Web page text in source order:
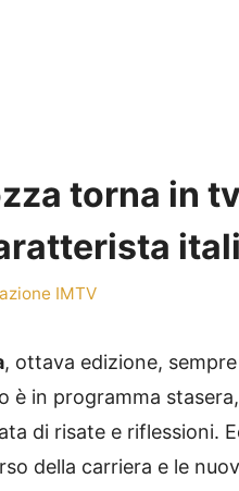
torna in
IMTV
, ottava edizione, sempre
è in programma stasera,
di risate e riflessioni.
della carriera e le